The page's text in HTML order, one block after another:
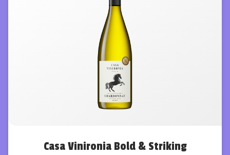
Casa Vinironia Bold & Striking